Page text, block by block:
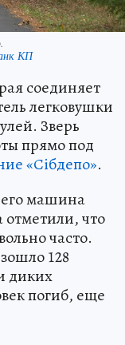
КП
соединяет
легковушки
Зверь
прямо под
«Сiбдепо».
его машина
отметили, что
часто.
128
диких
погиб, еще